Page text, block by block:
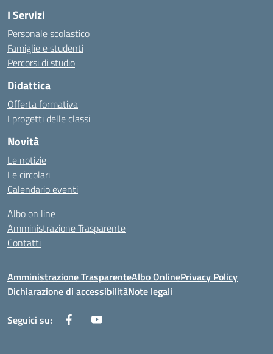
I Servizi
Personale scolastico
Famiglie e studenti
Percorsi di studio
Didattica
Offerta formativa
I progetti delle classi
Novità
Le notizie
Le circolari
Calendario eventi
Albo on line
Amministrazione Trasparente
Contatti
Amministrazione TrasparenteAlbo OnlinePrivacy Policy
Dichiarazione di accessibilitàNote legali
Seguici su: